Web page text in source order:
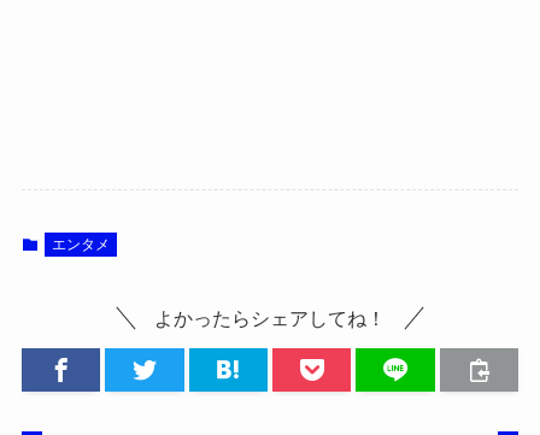
エンタメ
よかったらシェアしてね！